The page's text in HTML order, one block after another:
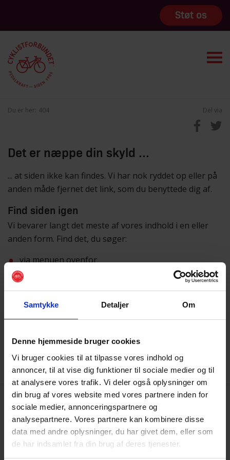
Samtykke Detaljer Om
Denne hjemmeside bruger cookies
Vi bruger cookies til at tilpasse vores indhold og
annoncer, til at vise dig funktioner til sociale medier og til
at analysere vores trafik. Vi deler også oplysninger om
din brug af vores website med vores partnere inden for
sociale medier, annonceringspartnere og
analysepartnere. Vores partnere kan kombinere disse
data med andre oplysninger, du har givet dem, eller som
de har indsamlet fra din brug af deres tjenester.
Støt os
Du er her: 404 Del via
Det er næppe din skyld ...
... at siden ikke kan findes. Vi har nok ryddet op eller på
anden måde fjernet det link, som du benyttede dig af.
Find siden igen
Vi bevarer langt det meste af vores indhold i en eller
anden form. Find det, du søger:
via menuen ovenfor
eller ved hjælp af
Vi beklager besværet
sende os en mail påpost@cyklistforbundet.dk